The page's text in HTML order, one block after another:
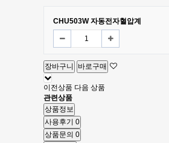
CHU503W 자동전자혈압계
장바구니 바로구매
이전상품 다음 상품
관련상품
상품정보
사용후기 0
상품문의 0